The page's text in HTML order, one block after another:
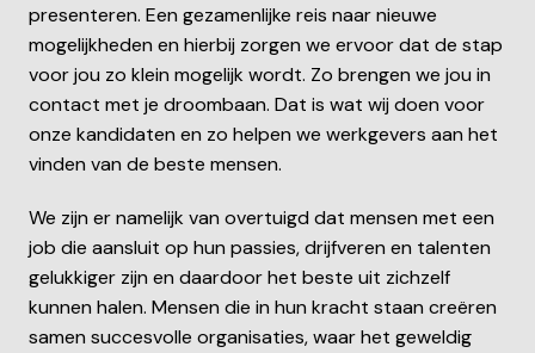
presenteren. Een gezamenlijke reis naar nieuwe
mogelijkheden en hierbij zorgen we ervoor dat de stap
voor jou zo klein mogelijk wordt. Zo brengen we jou in
contact met je droombaan. Dat is wat wij doen voor
onze kandidaten en zo helpen we werkgevers aan het
vinden van de beste mensen.
We zijn er namelijk van overtuigd dat mensen met een
job die aansluit op hun passies, drijfveren en talenten
gelukkiger zijn en daardoor het beste uit zichzelf
kunnen halen. Mensen die in hun kracht staan creëren
samen succesvolle organisaties, waar het geweldig